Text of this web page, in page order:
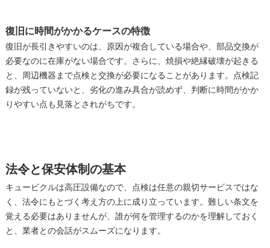
復旧に時間がかかるケースの特徴
復旧が長引きやすいのは、原因が複合している場合や、部品交換が
必要なのに在庫がない場合です。さらに、焼損や絶縁破壊が起きる
と、周辺機器まで点検と交換が必要になることがあります。点検記
録が残っていないと、劣化の進み具合が読めず、判断に時間がかか
りやすい点も見落とされがちです。
法令と保安体制の基本
キュービクルは高圧設備なので、点検は任意の親切サービスではな
く、法令にもとづく考え方の上に成り立っています。難しい条文を
覚える必要はありませんが、誰が何を管理するのかを理解しておく
と、業者との会話がスムーズになります。